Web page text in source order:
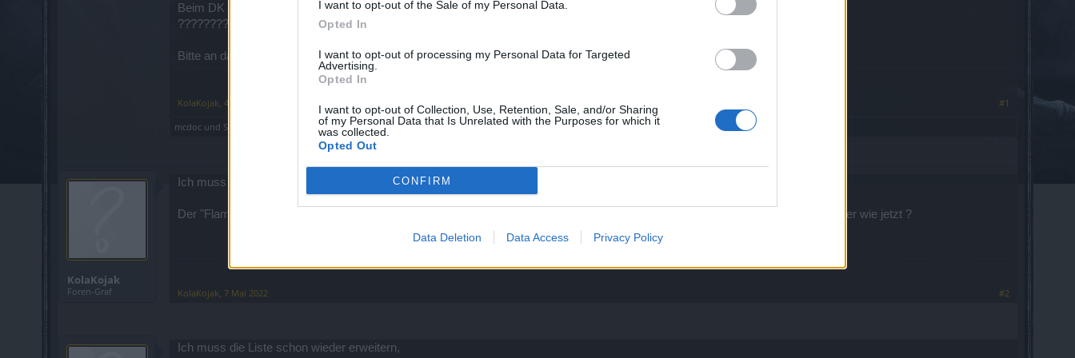
I want to opt-out of the Sale of my Personal Data.
Opted In
I want to opt-out of processing my Personal Data for Targeted
Advertising.
Opted In
I want to opt-out of Collection, Use, Retention, Sale, and/or Sharing
of my Personal Data that Is Unrelated with the Purposes for which it
was collected.
Opted Out
CONFIRM
Data Deletion Data Access Privacy Policy
Beim DK betrifft es Zorn des Drachen (Feuer-Debuff).
??????????????????????????????????????????????????????????????????????????????????????
Bitte an das Entwicklerteam schicken, danke.
KolaKojak, 4 Mai 2022
#1
mcdoc und Sh1tmaster gefällt dies.
KolaKojak
Foren-Graf
Ich muss die Liste erweitern, dieses Mal für den Magier ... ja, richtig, Magier.
Der "Flammenstoß" soll ja ein "Konzentrierter Feuerstrahl" sein, richtet aber physischen Schaden an ? Also eine "Vernichtung" oder wie jetzt ?
KolaKojak, 7 Mai 2022 #2
Ich muss die Liste schon wieder erweitern,